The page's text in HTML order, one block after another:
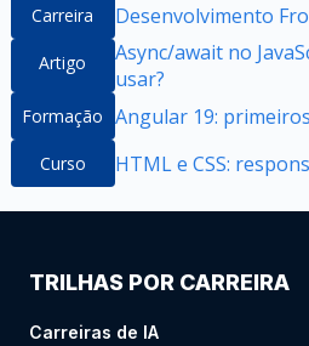
Carreira Desenvolvimento
Artigo
Async/await no
usar?
Formação Angular 19:
Curso HTML e CSS:
TRILHAS POR CARREIRA
Carreiras de IA